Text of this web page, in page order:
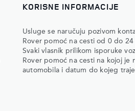
KORISNE INFORMACIJE
Usluge se naručuju pozivom
Rover pomoć na cesti od 0 do
Svaki vlasnik prilikom isporuke
Rover pomoć na cesti na kojoj je
automobila i datum do kojeg